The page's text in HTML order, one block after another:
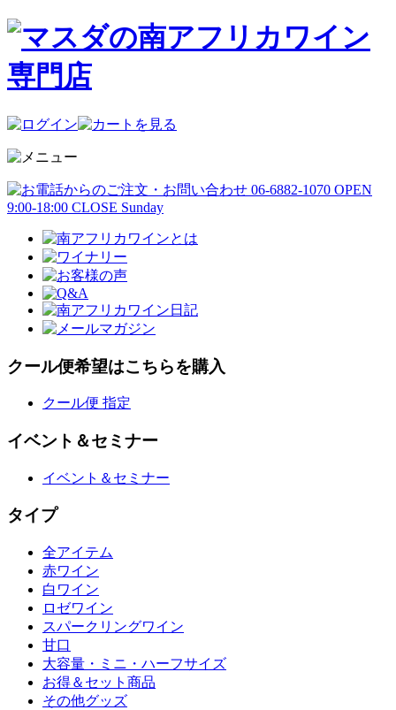
クール便希望はこちらを購入
クール便 指定
イベント＆セミナー
イベント＆セミナー
タイプ
全アイテム
赤ワイン
白ワイン
ロゼワイン
スパークリングワイン
甘口
大容量・ミニ・ハーフサイズ
お得＆セット商品
その他グッズ